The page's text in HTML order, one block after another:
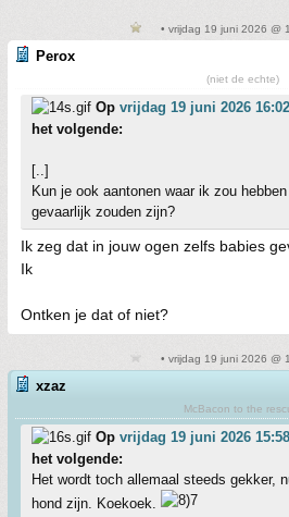
• vrijdag 19 juni 2026 @
Perox
(niet de echte)
Op vrijdag 19 juni 2026 16:02
het volgende:
[..]
Kun je ook aantonen waar ik zou
gevaarlijk zouden zijn?
Ik zeg dat in jouw ogen zelfs babies
Ik
Ontken je dat of niet?
• vrijdag 19 juni 2026 @
xzaz
McBacon to the
Op vrijdag 19 juni 2026 15:58
het volgende:
Het wordt toch allemaal steeds gekker,
hond zijn. Koekoek.